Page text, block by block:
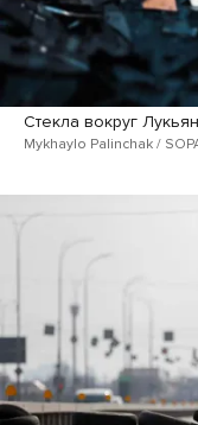
Стекла вокруг
Mykhaylo Palinchak /